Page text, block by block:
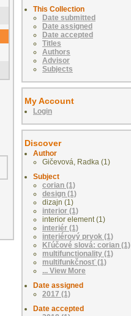
This Collection
Date submitted
Date assigned
Date accepted
Titles
Authors
Advisor
Subjects
My Account
Login
Discover
Author
Gičevová, Radka (1)
Subject
corian (1)
design (1)
dizajn (1)
interior (1)
interior element (1)
interiér (1)
interiérový prvok (1)
Kľúčové slová: corian (1)
multifunctionality (1)
multifunkčnosť (1)
... View More
Date assigned
2017 (1)
Date accepted